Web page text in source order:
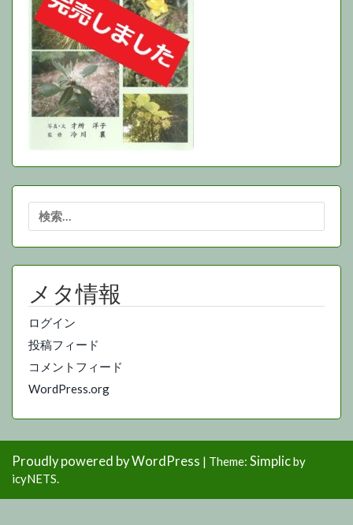
索:
メタ情報
ログイン
投稿フィード
コメントフィード
WordPress.org
Proudly powered by WordPress | Theme: Simplicby
icyNETS.